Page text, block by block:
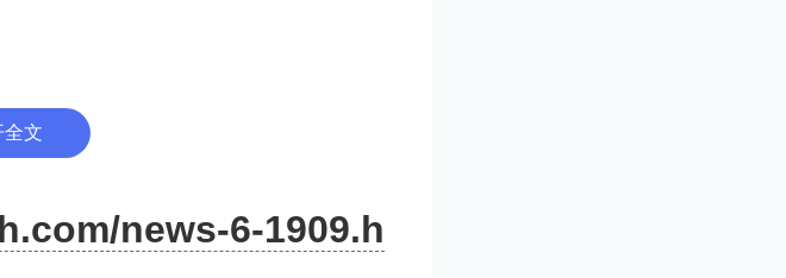
月到手的薪水只有300
全文
news-6-1909.h